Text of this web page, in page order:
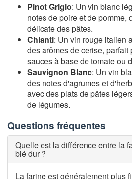
Pinot Grigio: Un vin blanc
notes de poire et de pomme,
délicate des pâtes.
Chianti: Un vin rouge italien
des arômes de cerise,
sauces à base de tomate ou
Sauvignon Blanc: Un vin
des notes d'agrumes et
avec des plats de pâtes
de légumes.
Questions fréquentes
Quelle est la différence entre la
blé dur ?
La farine est généralement plus